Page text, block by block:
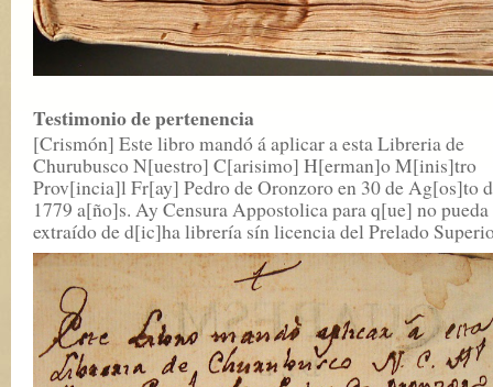
Testimonio de pertenencia
[Crismón] Este libro mandó á aplicar a esta Libreria de
Churubusco N[uestro] C[arisimo] H[erman]o M[inis]tro
Prov[incia]l Fr[ay] Pedro de Oronzoro en 30 de Ag[os]to
1779 a[ño]s. Ay Censura Appostolica para q[ue] no pueda
extraído de d[ic]ha librería sín licencia del Prelado